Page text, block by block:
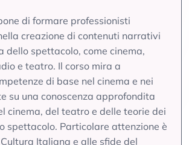
di formare professionisti
creazione di contenuti narrativi
dello spettacolo, come cinema,
e teatro. Il corso mira a
di base nel cinema e nei
su una conoscenza approfondita
cinema, del teatro e delle teorie dei
spettacolo. Particolare attenzione è
Italiana e alle sfide del